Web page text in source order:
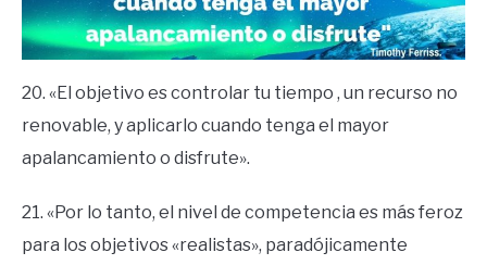
20. «El objetivo es controlar tu tiempo , un recurso no
renovable, y aplicarlo cuando tenga el mayor
apalancamiento o disfrute».
21. «Por lo tanto, el nivel de competencia es más feroz
para los objetivos «realistas», paradójicamente